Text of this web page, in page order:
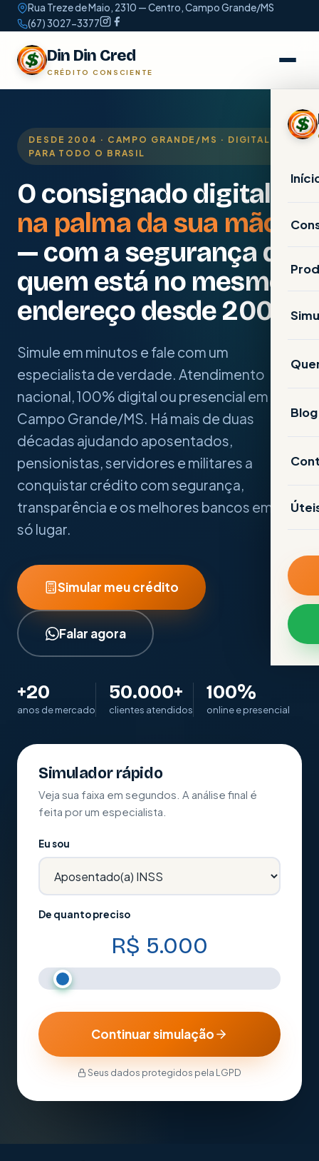
Rua Treze de Maio, 2310 — Centro, Campo Grande/MS
(67) 3027-3377
Din Din Cred
CRÉDITO CONSCIENTE
Blog
DESDE 2004 · CAMPO GRANDE/MS · DIGITAL
PARA TODO O BRASIL
O consignado digital
na palma da sua mão
— com a segurança de
quem está no mesmo
endereço desde 2004
Simule em minutos e fale com um
especialista de verdade. Atendimento
nacional, 100% digital ou presencial em
Campo Grande/MS. Há mais de duas
décadas ajudando aposentados,
pensionistas, servidores e militares a
conquistar crédito com segurança,
transparência e os melhores bancos em um
só lugar.
Simular meu crédito
Falar agora
+20
anos de mercado
50.000+
clientes atendidos
100%
online e presencial
Simulador rápido
Veja sua faixa em segundos. A análise final é
feita por um especialista.
Eu sou
De quanto preciso
R$ 5.000
Continuar simulação
Seus dados protegidos pela LGPD